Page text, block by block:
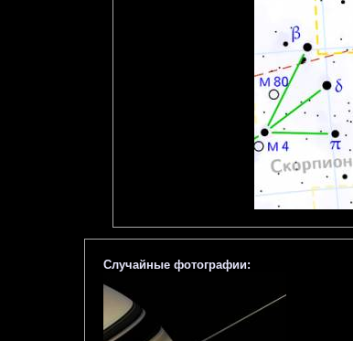
Случайные фотографии: